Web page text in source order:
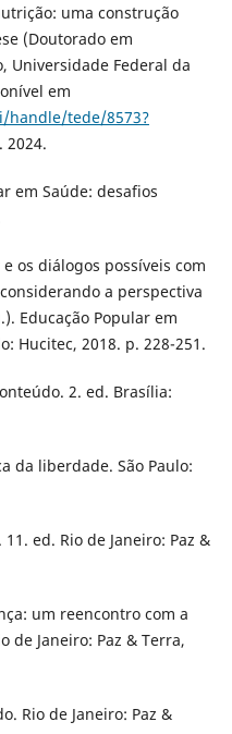
uma construção
(Doutorado em
Universidade Federal da
em
tede/8573?
2024.
em Saúde: desafios
e os diálogos possíveis com
a perspectiva
Educação Popular em
Hucitec, 2018. p. 228-251.
2. ed. Brasília:
da liberdade. São Paulo:
11. ed. Rio de Janeiro: Paz &
um reencontro com a
de Janeiro: Paz & Terra,
Rio de Janeiro: Paz &